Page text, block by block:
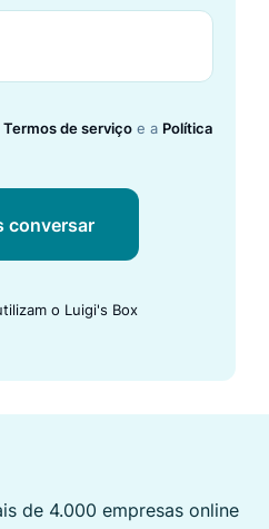
Termos de serviço e a Política
conversar
o Luigi's Box
de 4.000 empresas online